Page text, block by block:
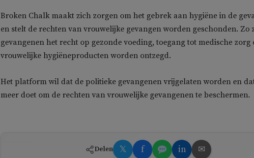
Broken Chalk maakt zich zorgen om het gebrek aan hygiëne in de
en stelt de rechten van vrouwelijke gevangen worden geschonden. Zo
gevangenen het recht op gezonde voeding, toegang tot medische zorg
vrouwelijke hygiëneproducten worden ontzegd.
Het platform wil dat de politieke gevangenen vrijgelaten worden en
meer doet om de rechten van vrouwelijke gevangenen te beschermen.
Delen 𝕏 f in ✉